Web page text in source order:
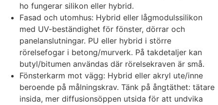
ho fungerar silikon eller hybrid.
Fasad och utomhus: Hybrid eller lågmodulssilikon
med UV-beständighet för fönster, dörrar och
panelanslutningar. PU eller hybrid i större
rörelsefogar i betong/murverk. På takdetaljer kan
butyl/bitumen användas där rörelsekraven är små.
Fönsterkarm mot vägg: Hybrid eller akryl ute/inne
beroende på målningskrav. Tänk på ångtäthet: tätare
insida, mer diffusionsöppen utsida för att undvika